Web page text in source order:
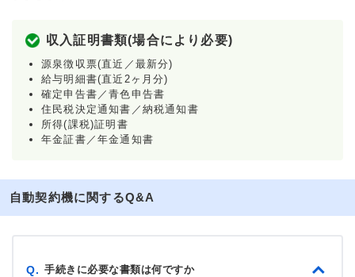
収入証明書類(場合により必要)
源泉徴収票(直近／最新分)
給与明細書(直近2ヶ月分)
確定申告書／青色申告書
住民税決定通知書／納税通知書
所得(課税)証明書
年金証書／年金通知書
自動契約機に関するQ&A
Q. 手続きに必要な書類は何ですか